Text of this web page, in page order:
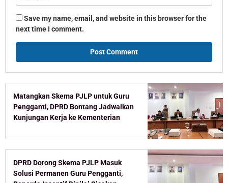
Save my name, email, and website in this browser for the
next time I comment.
Matangkan Skema PJLP untuk Guru
Pengganti, DPRD Bontang Jadwalkan
Kunjungan Kerja ke Kementerian
DPRD Dorong Skema PJLP Masuk
Solusi Permanen Guru Pengganti,